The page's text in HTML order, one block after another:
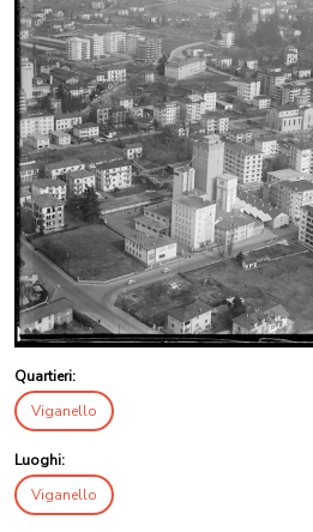
Quartieri:
Viganello
Luoghi:
Viganello